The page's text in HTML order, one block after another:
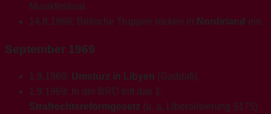
Musikfestival.
14.8.1969: Britische Truppen rücken in Nordirland ein.
September 1969
1.9.1969: Umsturz in Libyen (Gaddafi).
1.9.1969: In der BRD tritt das 1.
Strafrechtsreformgesetz (u. a. Liberalisierung §175)